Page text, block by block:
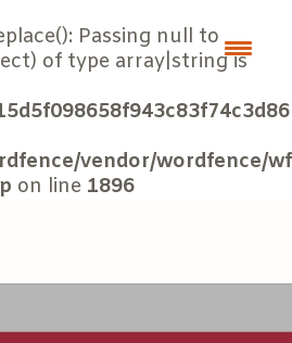
Passing null to
of type array|string is
vendor/wordfence/wf
on line 1896